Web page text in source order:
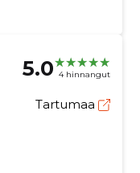
5.0 4 hinnangut
Tartumaa